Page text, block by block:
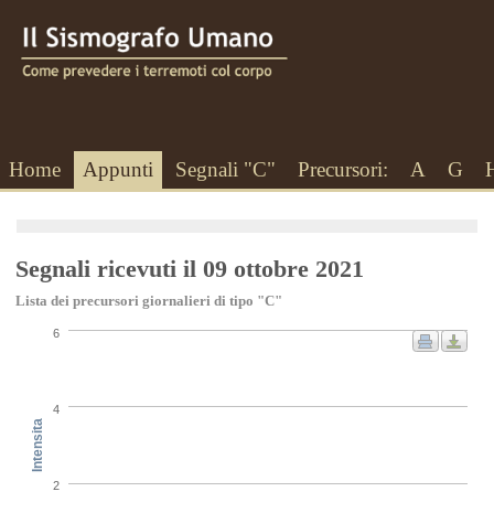
Home Appunti Segnali "C" Precursori: A G
Segnali ricevuti il 09 ottobre 2021
Lista dei precursori giornalieri di tipo "C"
Intensita
2
4
6